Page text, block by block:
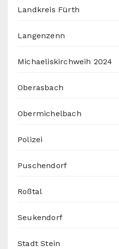
Landkreis Fürth
Langenzenn
Michaeliskirchweih 2024
Oberasbach
Obermichelbach
Polizei
Puschendorf
Roßtal
Seukendorf
Stadt Stein